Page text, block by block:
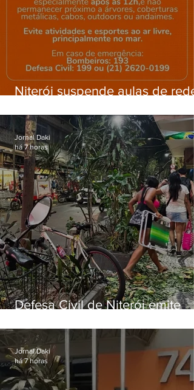
Niterói suspende aulas de rede
ventos fortes nesta sexta (7)
Defesa Civil de Niterói emite
sexta-feira (07)
Jornal Daki
há 7 horas
Jornal Daki
há 7 horas